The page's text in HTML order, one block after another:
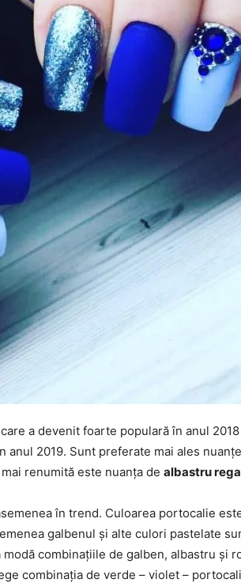
a devenit foarte populară în anul
anul 2019. Sunt preferate mai ales
renumită este nuanța de albastru
în trend. Culoarea portocalie
galbenul și alte culori pastelate
combinațiile de galben, albastru și
combinația de verde – violet –